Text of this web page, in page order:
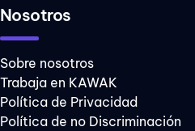
Nosotros
Sobre nosotros
Trabaja en KAWAK
Política de Privacidad
Política de no Discriminación